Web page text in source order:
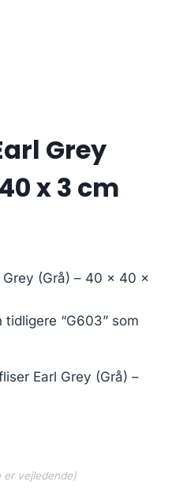
Grey
x 3 cm
(Grå) – 40 x 40 x
“G603” som
Earl Grey (Grå) –
er vejledende)